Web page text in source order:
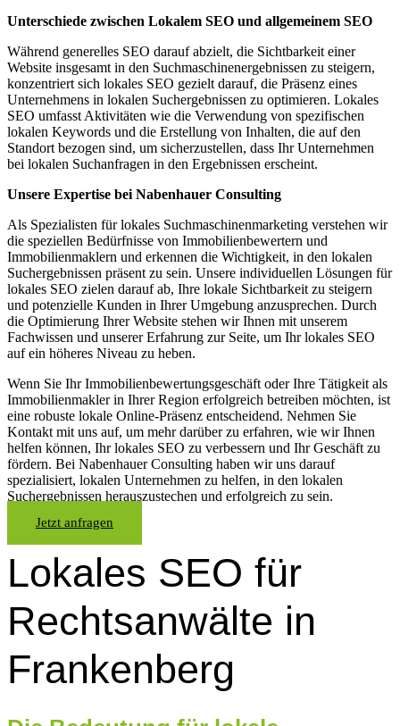
Unterschiede zwischen Lokalem SEO und allgemeinem SEO
Während generelles SEO darauf abzielt, die Sichtbarkeit einer
Website insgesamt in den Suchmaschinenergebnissen zu steigern,
konzentriert sich lokales SEO gezielt darauf, die Präsenz eines
Unternehmens in lokalen Suchergebnissen zu optimieren. Lokales
SEO umfasst Aktivitäten wie die Verwendung von spezifischen
lokalen Keywords und die Erstellung von Inhalten, die auf den
Standort bezogen sind, um sicherzustellen, dass Ihr Unternehmen
bei lokalen Suchanfragen in den Ergebnissen erscheint.
Unsere Expertise bei Nabenhauer Consulting
Als Spezialisten für lokales Suchmaschinenmarketing verstehen wir
die speziellen Bedürfnisse von Immobilienbewertern und
Immobilienmaklern und erkennen die Wichtigkeit, in den lokalen
Suchergebnissen präsent zu sein. Unsere individuellen Lösungen für
lokales SEO zielen darauf ab, Ihre lokale Sichtbarkeit zu steigern
und potenzielle Kunden in Ihrer Umgebung anzusprechen. Durch
die Optimierung Ihrer Website stehen wir Ihnen mit unserem
Fachwissen und unserer Erfahrung zur Seite, um Ihr lokales SEO
auf ein höheres Niveau zu heben.
Wenn Sie Ihr Immobilienbewertungsgeschäft oder Ihre Tätigkeit als
Immobilienmakler in Ihrer Region erfolgreich betreiben möchten, ist
eine robuste lokale Online-Präsenz entscheidend. Nehmen Sie
Kontakt mit uns auf, um mehr darüber zu erfahren, wie wir Ihnen
helfen können, Ihr lokales SEO zu verbessern und Ihr Geschäft zu
fördern. Bei Nabenhauer Consulting haben wir uns darauf
spezialisiert, lokalen Unternehmen zu helfen, in den lokalen
Suchergebnissen herauszustechen und erfolgreich zu sein.
Jetzt anfragen
Lokales SEO für
Rechtsanwälte in
Frankenberg